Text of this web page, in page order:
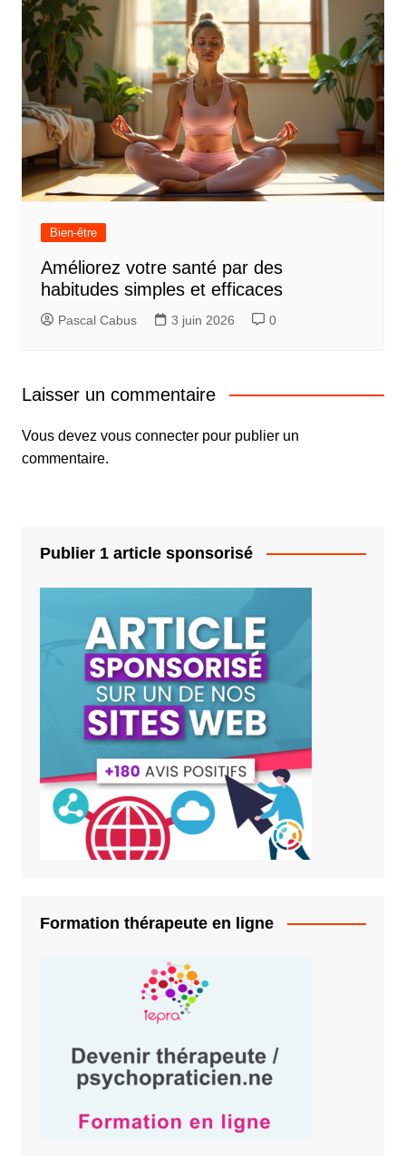
Bien-être
Améliorez votre santé par des
habitudes simples et efficaces
Pascal Cabus 3 juin 2026 0
Laisser un commentaire
Vous devez vous connecterpour publier un
commentaire.
Publier 1 article sponsorisé
Formation thérapeute en ligne